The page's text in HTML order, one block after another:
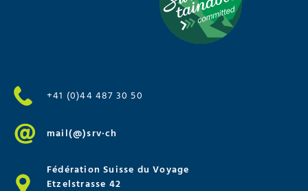
+41 (0)44 487 30 50
mail(@)srv·ch
Fédération Suisse du Voyage
Etzelstrasse 42